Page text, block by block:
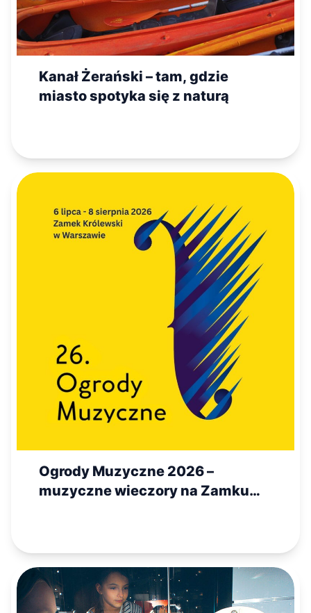
Kanał Żerański – tam, gdzie
miasto spotyka się z naturą
Ogrody Muzyczne 2026 –
muzyczne wieczory na Zamku